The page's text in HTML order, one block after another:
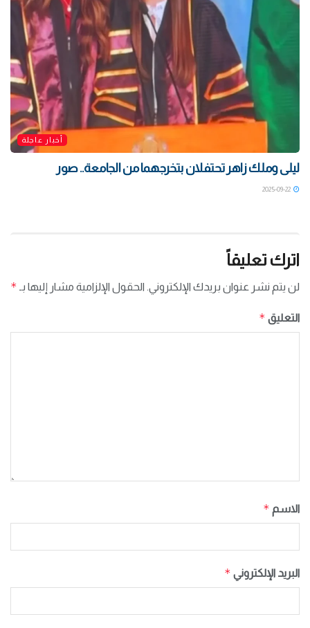
أخبار عاجلة
ليلى وملك زاهر تحتفلان بتخرجهما من الجامعة.. صور
2025-09-22
اترك تعليقاً
لن يتم نشر عنوان بريدك الإلكتروني. الحقول الإلزامية مشار إليها بـ*
التعليق*
الاسم*
البريد الإلكتروني*